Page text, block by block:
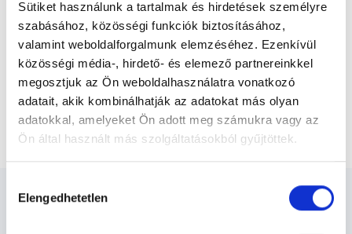
Sütiket használunk a tartalmak és hirdetések személyre
szabásához, közösségi funkciók biztosításához,
valamint weboldalforgalmunk elemzéséhez. Ezenkívül
közösségi média-, hirdető- és elemező partnereinkkel
megosztjuk az Ön weboldalhasználatra vonatkozó
adatait, akik kombinálhatják az adatokat más olyan
adatokkal, amelyeket Ön adott meg számukra vagy az
Ön által használt más szolgáltatásokból gyűjtöttek.
szabályzat:https://foglaljorvost.hu/info/foglaljorvost-
kiválasztása
Elengedhetetlen
szakorvosjelölt önállóan láthat el feladatokat. A foglaljorvost.hu
felelősségét kizárja esetleges névazonosságért bármely szakorvos
Főoldal Gyógytornász
Első konzultáció (vizsgálat, tanácsadás)